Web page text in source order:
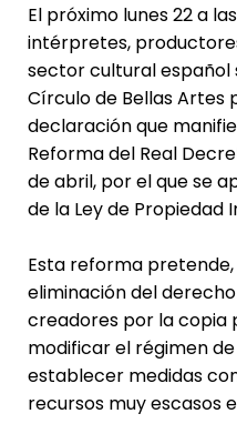
El próximo lunes 22 a
intérpretes,
sector cultural español
Círculo de Bellas Artes
declaración que
Reforma del Real
de abril, por el que se
de la Ley de Propiedad
Esta reforma
eliminación del
creadores por la copia
modificar el régimen
establecer medidas
recursos muy escasos